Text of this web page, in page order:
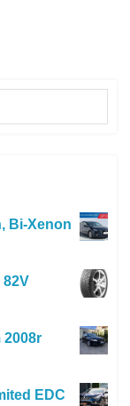
Bi-Xenon
82V
2008r
EDC